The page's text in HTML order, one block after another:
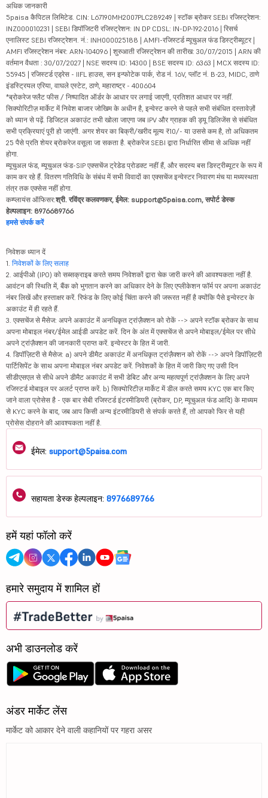
अधिक जानकारी
5paisa कैपिटल लिमिटेड. CIN: L67190MH2007PLC289249 | स्टॉक ब्रोकर SEBI रजिस्ट्रेशन:
INZ000010231 | SEBI डिपॉजिटरी रजिस्ट्रेशन: IN DP CDSL: IN-DP-192-2016 | रिसर्च
एनालिस्ट SEBI रजिस्ट्रेशन. नं.: INH000025188 | AMFI-रजिस्टर्ड म्यूचुअल फंड डिस्ट्रीब्यूटर |
AMFI रजिस्ट्रेशन नंबर: ARN-104096 | शुरुआती रजिस्ट्रेशन की तारीख: 30/07/2015 | ARN की
वर्तमान वैधता : 30/07/2027 | NSE सदस्य ID: 14300 | BSE सदस्य ID: 6363 | MCX सदस्य ID:
55945 | रजिस्टर्ड एड्रेस - IIFL हाउस, सन इन्फोटेक पार्क, रोड नं. 16V, प्लॉट नं. B-23, MIDC, ठाणे
इंडस्ट्रियल एरिया, वाघले एस्टेट, ठाणे, महाराष्ट्र - 400604
*ब्रोकरेज फ्लैट फीस / निष्पादित ऑर्डर के आधार पर लगाई जाएगी, प्रतिशत आधार पर नहीं.
सिक्योरिटीज़ मार्केट में निवेश बाजार जोखिम के अधीन है, इन्वेस्ट करने से पहले सभी संबंधित दस्तावेज़ों
को ध्यान से पढ़ें. डिजिटल अकाउंट तभी खोला जाएगा जब IPV और ग्राहक की ड्यू डिलिजेंस से संबंधित
सभी प्रक्रियाएं पूरी हो जाएंगी. अगर शेयर का बिक्री/खरीद मूल्य ₹10/- या उससे कम है, तो अधिकतम
25 पैसे प्रति शेयर ब्रोकरेज वसूला जा सकता है. ब्रोकरेज SEBI द्वारा निर्धारित सीमा से अधिक नहीं
होगा.
म्यूचुअल फंड, म्यूचुअल फंड-SIP एक्सचेंज ट्रेडेड प्रोडक्ट नहीं हैं, और सदस्य बस डिस्ट्रीब्यूटर के रूप में
काम कर रहे हैं. वितरण गतिविधि के संबंध में सभी विवादों का एक्सचेंज इन्वेस्टर निवारण मंच या मध्यस्थता
तंत्र तक एक्सेस नहीं होगा.
कम्प्लायंस ऑफिसर:श्री. रविंद्र कलवणकर, ईमेल: support@5paisa.com, सपोर्ट डेस्क
हेल्पलाइन: 8976689766
हमसे संपर्क करें
निवेशक ध्यान दें
1. निवेशकों के लिए सलाह
2. आईपीओ (IPO) को सब्सक्राइब करते समय निवेशकों द्वारा चेक जारी करने की आवश्यकता नहीं है.
आवंटन की स्थिति में, बैंक को भुगतान करने का अधिकार देने के लिए एप्लीकेशन फॉर्म पर अपना अकाउंट
नंबर लिखें और हस्ताक्षर करें. रिफंड के लिए कोई चिंता करने की जरूरत नहीं है क्योंकि पैसे इन्वेस्टर के
अकाउंट में ही रहते हैं.
3. एक्सचेंज से मैसेज: अपने अकाउंट में अनधिकृत ट्रांज़ैक्शन को रोकें --> अपने स्टॉक ब्रोकर के साथ
अपना मोबाइल नंबर/ईमेल आईडी अपडेट करें. दिन के अंत में एक्सचेंज से अपने मोबाइल/ईमेल पर सीधे
अपने ट्रांज़ैक्शन की जानकारी प्राप्त करें. इन्वेस्टर के हित में जारी.
4. डिपॉज़िटरी से मैसेज: a) अपने डीमैट अकाउंट में अनधिकृत ट्रांज़ैक्शन को रोकें --> अपने डिपॉज़िटरी
पार्टिसिपेंट के साथ अपना मोबाइल नंबर अपडेट करें. निवेशकों के हित में जारी किए गए उसी दिन
सीडीएसएल से सीधे अपने डीमैट अकाउंट में सभी डेबिट और अन्य महत्वपूर्ण ट्रांज़ैक्शन के लिए अपने
रजिस्टर्ड मोबाइल पर अलर्ट प्राप्त करें. b) सिक्योरिटीज़ मार्केट में डील करते समय KYC एक बार किए
जाने वाला प्रोसेस है - एक बार सेबी रजिस्टर्ड इंटरमीडियरी (ब्रोकर, DP, म्यूचुअल फंड आदि) के माध्यम
से KYC करने के बाद, जब आप किसी अन्य इंटरमीडियरी से संपर्क करते हैं, तो आपको फिर से यही
प्रोसेस दोहराने की आवश्यकता नहीं है.
ईमेल: support@5paisa.com
सहायता डेस्क हेल्पलाइन: 8976689766
हमें यहां फॉलो करें
हमारे समुदाय में शामिल हों
अभी डाउनलोड करें
अंडर मार्केट लेंस
मार्केट को आकार देने वाली कहानियों पर गहरा असर